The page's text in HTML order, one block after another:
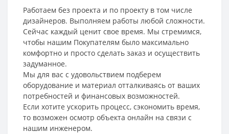
Работаем без проекта и по проекту в том числе
дизайнеров. Выполняем работы любой сложности.
Сейчас каждый ценит свое время. Мы стремимся,
чтобы нашим Покупателям было максимально
комфортно и просто сделать заказ и осуществить
задуманное.
Мы для вас с удовольствием подберем
оборудование и материал отталкиваясь от ваших
потребностей и финансовых возможностей.
Если хотите ускорить процесс, сэкономить время,
то возможен осмотр объекта онлайн на связи с
нашим инженером.